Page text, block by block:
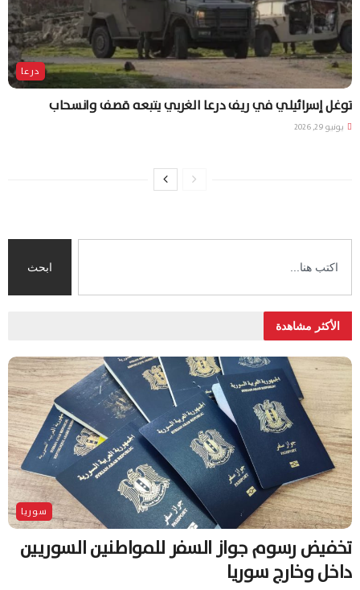
درعا
توغل إسرائيلي في ريف درعا الغربي يتبعه قصف وانسحاب
يونيو 29, 2026
ابحث
الأكثر مشاهدة
سوريا
تخفيض رسوم جواز السفر للمواطنين السوريين
داخل وخارج سوريا